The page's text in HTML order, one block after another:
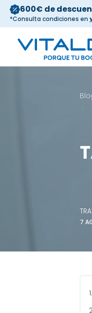
600€ de
*Consulta condiciones en
7